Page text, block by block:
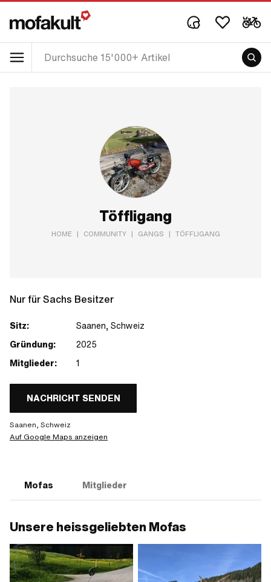
Töffligang
HOME | COMMUNITY | GANGS | TÖFFLIGANG
Nur für Sachs Besitzer
Sitz:
Saanen, Schweiz
Gründung:
2025
Mitglieder:
1
NACHRICHT SENDEN
Saanen, Schweiz
Auf Google Maps anzeigen
Mofas Mitglieder
Unsere heissgeliebten Mofas